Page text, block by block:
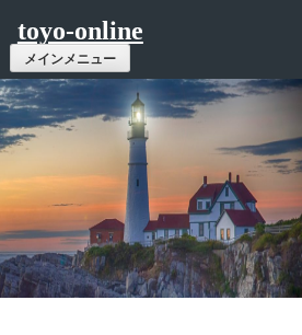
toyo-online
メインメニュー